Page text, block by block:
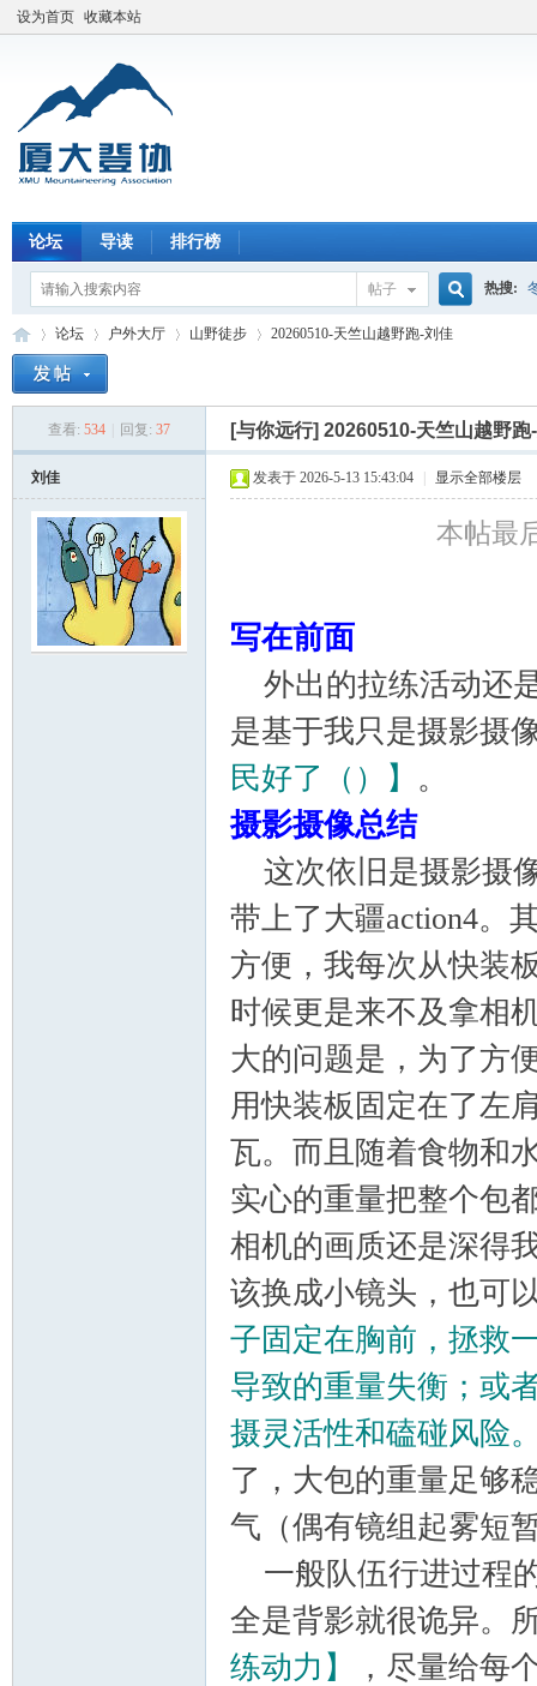
设为首页 收藏本站
论坛 导读 排行榜
帖子
搜
索
热搜:
论坛
›
户外大厅
›
山野徒步
›
20260510-天竺山越野跑-刘佳
查看: 534 回复: 37 [与你远行] 20260510-天竺山越野跑
刘佳 发表于 2026-5-13 15:43:04 显示全部楼层
本帖最
写在前面
外出的拉练活动还
是基于我只是摄影摄
民好了（）】 。
摄影摄像总结
这次依旧是摄影摄
带上了大疆action4。
方便，我每次从快装
时候更是来不及拿相
大的问题是，为了方
用快装板固定在了左
瓦。而且随着食物和
实心的重量把整个包
相机的画质还是深得
该换成小镜头，也可
子固定在胸前，拯救
导致的重量失衡；或
摄灵活性和磕碰风险
了，大包的重量足够
气（偶有镜组起雾短
一般队伍行进过程
全是背影就很诡异。
练动力】
，尽量给每